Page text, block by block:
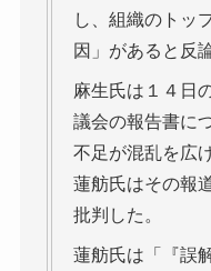
し、組織のトッ
因」があると反
麻生氏は１４日
議会の報告書に
不足が混乱を広
蓮舫氏はその報
批判した。
蓮舫氏は「『誤